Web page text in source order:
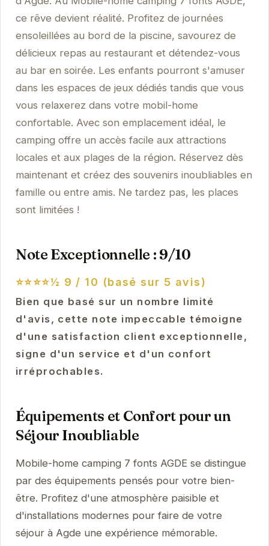
ce rêve devient réalité. Profitez de journées
ensoleillées au bord de la piscine, savourez de
délicieux repas au restaurant et détendez-vous
au bar en soirée. Les enfants pourront s'amuser
dans les espaces de jeux dédiés tandis que vous
vous relaxerez dans votre mobil-home
confortable. Avec son emplacement idéal, le
camping offre un accès facile aux attractions
locales et aux plages de la région. Réservez dès
maintenant et créez des souvenirs inoubliables en
famille ou entre amis. Ne tardez pas, les places
sont limitées !
Note Exceptionnelle : 9/10
⭐⭐⭐⭐½ 9 / 10 (basé sur 5 avis)
Bien que basé sur un nombre limité
d'avis, cette note impeccable témoigne
d'une satisfaction client exceptionnelle,
signe d'un service et d'un confort
irréprochables.
Équipements et Confort pour un
Séjour Inoubliable
Mobile-home camping 7 fonts AGDE se distingue
par des équipements pensés pour votre bien-
être. Profitez d'une atmosphère paisible et
d'installations modernes pour faire de votre
séjour à Agde une expérience mémorable.